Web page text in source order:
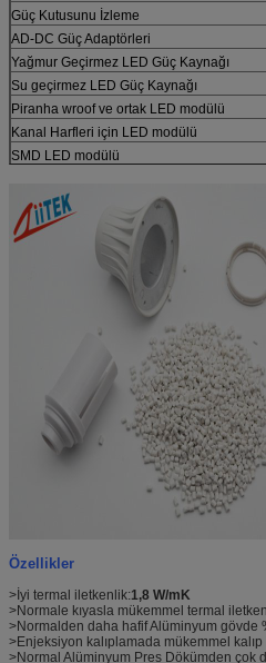
Güç Kutusunu İzleme
AD-DC Güç Adaptörleri
Yağmur Geçirmez LED Güç Kaynağı
Su geçirmez LED Güç Kaynağı
Piranha wroof ve ortak LED modülü
Kanal Harfleri için LED modülü
SMD LED modülü
LED panel ışığı
LED projektör
Özellikler
>İyi termal iletkenlik:1,8 W/mK
>Normale kıyasla mükemmel termal
>Normalden daha hafif Alüminyum gövde
>Enjeksiyon kalıplamada mükemmel
>Normal Alüminyum Pres Dökümden çok